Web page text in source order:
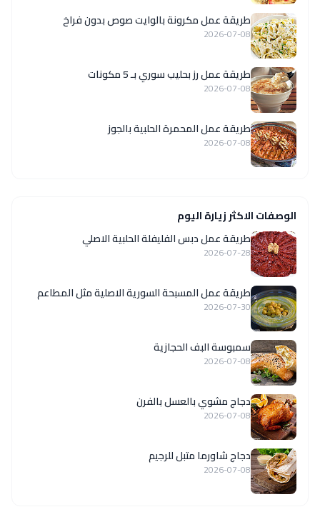
طريقة عمل مكرونة بالوايت صوص بدون فراخ
2026-07-08
طريقة عمل رز بحليب سوري بـ 5 مكونات
2026-07-08
طريقة عمل المحمرة الحلبية بالجوز
2026-07-08
الوصفات الاكثر زيارة اليوم
طريقة عمل دبس الفليفلة الحلبية الاصلي
2026-07-28
‏طريقة عمل المسبحة السورية الاصلية مثل المطاعم
2026-07-30
سمبوسة البف الحجازية
2026-07-08
دجاج مشوي بالعسل بالفرن
2026-07-08
دجاج شاورما متبل للرجيم
2026-07-08